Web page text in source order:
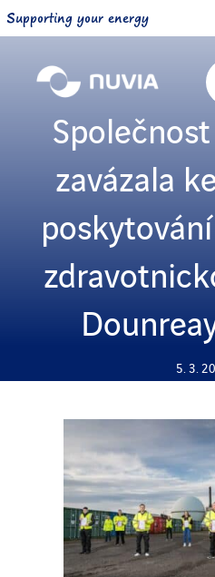
Skip
to
Supporting your energy
Hlavní stránka
Nabízíme
Projekty
Publikace
Search
zavázala
5. 3.